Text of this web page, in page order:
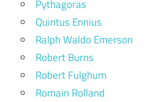
Pythagoras
Quintus Ennius
Ralph Waldo Emerson
Robert Burns
Robert Fulghum
Romain Rolland